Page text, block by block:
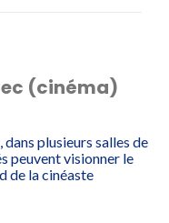
(cinéma)
plusieurs salles de
peuvent visionner le
de la cinéaste